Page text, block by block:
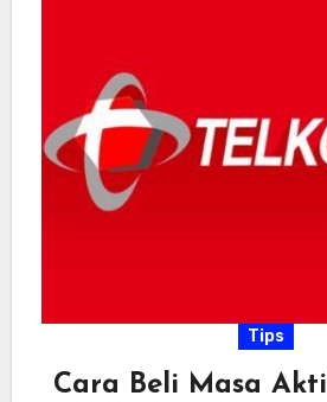
Tips
Cara Beli Masa